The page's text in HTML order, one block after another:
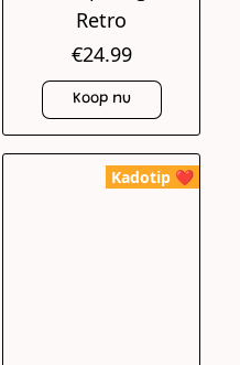
Retro
€24.99
Koop nu
Kadotip ❤️